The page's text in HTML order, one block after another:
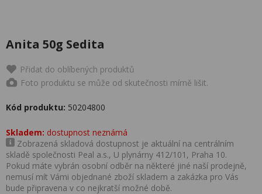
Anita 50g Sedita
Přidat do oblíbených produktů
Foto produktu se může od skutečnosti mírně lišit.
Kód produktu: 50204800
Skladem: dostupnost neznámá
Zobrazená skladová dostupnost je aktuální na centrálním
skladě společnosti Peal a.s., U plynárny 412/101, Praha 10.
Pokud máte vybrán osobní odběr na některé jiné naší prodejně,
nemusí mít Vámi objednané zboží skladem a zakázka pro Vás
bude připravena v co nejkratší možné době.